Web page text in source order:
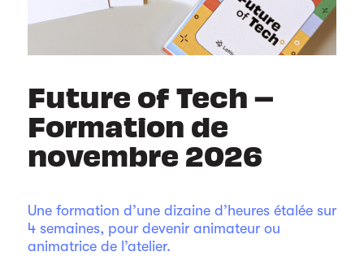
Future of Tech –
Formation de
novembre 2026
Une formation d’une dizaine d’heures étalée sur
4 semaines, pour devenir animateur ou
animatrice de l’atelier.